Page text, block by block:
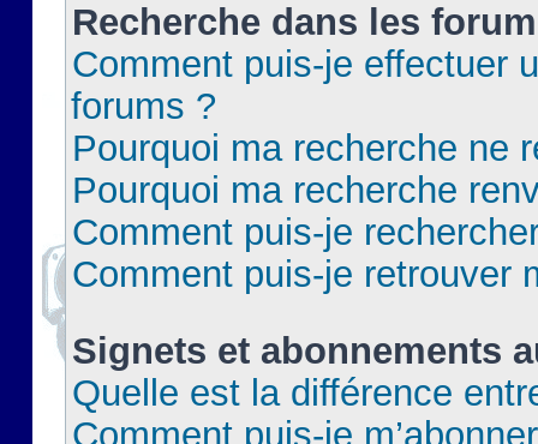
Recherche dans les
Comment puis-je effectuer
forums ?
Pourquoi ma recherche ne
Pourquoi ma recherche
Comment puis-je
Comment puis-je retrouver
Signets et abonnements
Quelle est la différence
Comment puis-je